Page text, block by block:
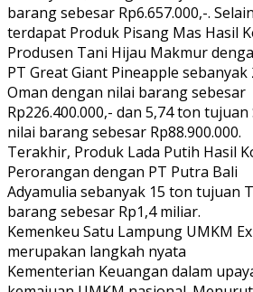
barang sebesar Rp6.657.000,-.
terdapat Produk Pisang Mas Hasil
Produsen Tani Hijau Makmur
PT Great Giant Pineapple
Oman dengan nilai barang sebesar
Rp226.400.000,- dan 5,74 ton
nilai barang sebesar Rp88.900.000.
Terakhir, Produk Lada Putih Hasil
Perorangan dengan PT Putra Bali
Adyamulia sebanyak 15 ton tujuan
barang sebesar Rp1,4 miliar.
Kemenkeu Satu Lampung UMKM
merupakan langkah nyata
Kementerian Keuangan dalam